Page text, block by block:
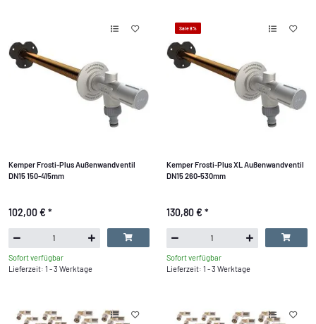
Kemper Frosti-Plus Außenwandventil
DN15 150-415mm
102,00 € *
Sofort verfügbar
Lieferzeit: 1 - 3 Werktage
Sale 8%
Kemper Frosti-Plus XL Außenwandventil
DN15 260-530mm
130,80 € *
Sofort verfügbar
Lieferzeit: 1 - 3 Werktage